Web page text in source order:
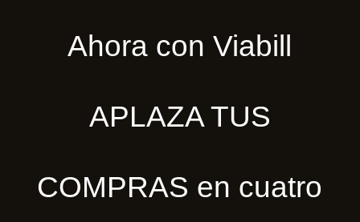
Ahora con Viabill
APLAZA TUS
COMPRAS en cuatro